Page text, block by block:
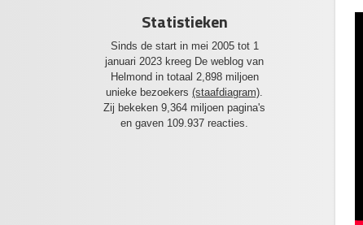
Statistieken
Sinds de start in mei 2005 tot 1
januari 2023 kreeg De weblog van
Helmond in totaal 2,898 miljoen
unieke bezoekers (staafdiagram)
Zij bekeken 9,364 miljoen pagina's
en gaven 109.937 reacties.